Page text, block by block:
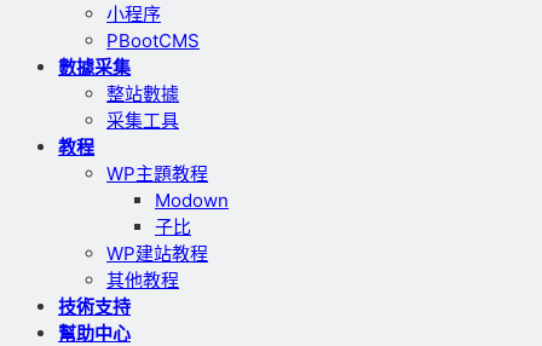
小程序
PBootCMS
數據采集
整站數據
采集工具
教程
WP主題教程
Modown
子比
WP建站教程
其他教程
技術支持
幫助中心